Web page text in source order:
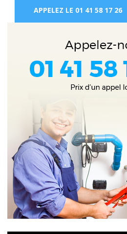
APPELEZ LE 01 41 58 17 26